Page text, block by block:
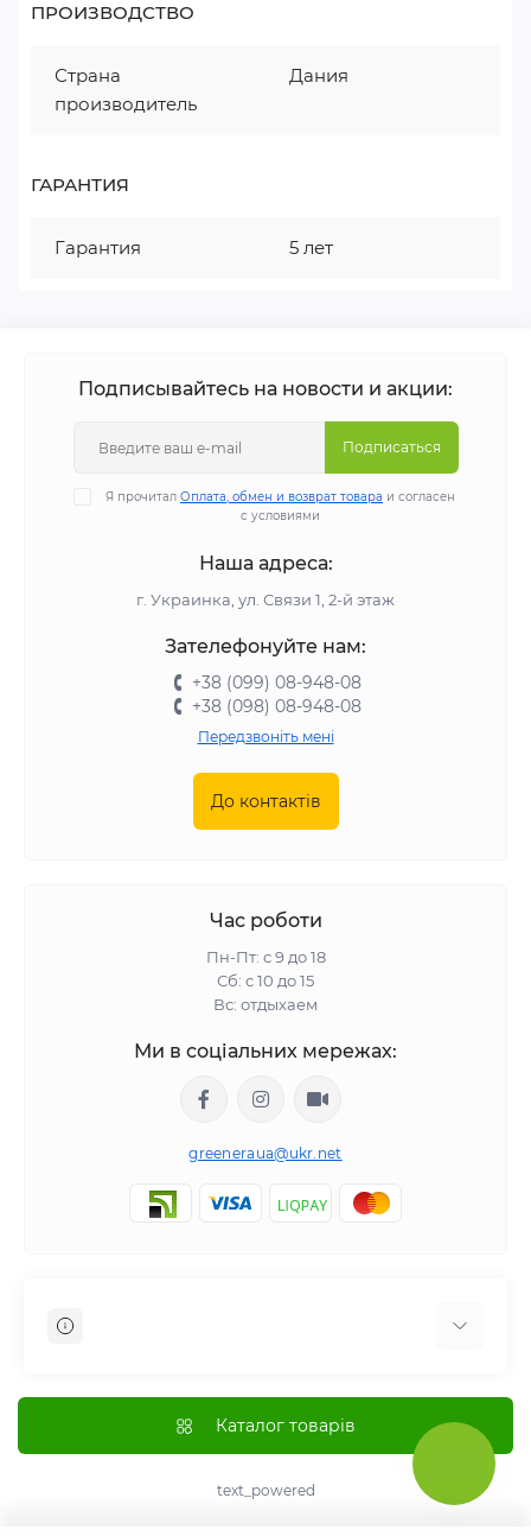
ПРОИЗВОДСТВО
Страна
производитель
Дания
ГАРАНТИЯ
Гарантия 5 лет
Подписывайтесь на новости и акции:
Подписаться
Я прочитал Оплата, обмен и возврат товара и согласен
с условиями
Наша адреса:
г. Украинка, ул. Связи 1, 2-й этаж
Зателефонуйте нам:
+38 (099) 08-948-08
+38 (098) 08-948-08
Передзвоніть мені
До контактів
Час роботи
Пн-Пт: с 9 до 18
Сб: с 10 до 15
Вс: отдыхаем
Ми в соціальних мережах:
greeneraua@ukr.net
Оплата
Каталог товарів
text_powered